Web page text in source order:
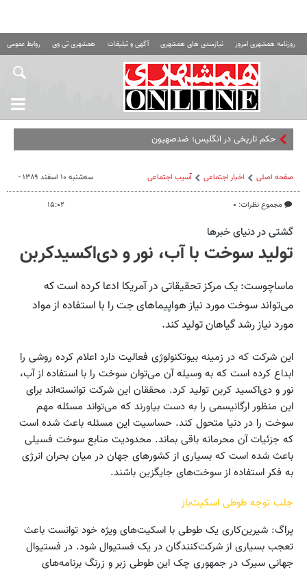
روزنامه همشهری امروز نیازمندی های همشهری آگهی و تبلیغات همشهری تی وی روابط عمومی
حکم تاریخی در انگلیس؛ ضدصهیونیسم» بودن
صفحه اصلی اخبار اجتماعی آسیب اجتماعی
مجموع نظرات: ۰
سه‌شنبه ۱۰ اسفند ۱۳۸۹ -
۱۵:۰۲
گشتی در دنیای خبرها
تولید سوخت با آب، نور و دی‌اکسیدکربن
ماساچوست: یک مرکز تحقیقاتی در آمریکا ادعا کرده است که
می‌تواند سوخت مورد نیاز هواپیماهای جت را با استفاده از مواد
مورد نیاز رشد گیاهان تولید کند.
این شرکت که در زمینه بیوتکنولوژی فعالیت دارد اعلام کرده روشی را
ابداع کرده است که به وسیله آن می‌توان سوخت را با استفاده از آب،
نور و دی‌اکسید کربن تولید کرد. محققان این شرکت توانسته‌اند برای
این منظور ارگانیسمی را به دست بیاورند که می‌تواند مسئله مهم
سوخت را در دنیا متحول کند. حساسیت این مسئله باعث شده است
که جزئیات آن محرمانه باقی بماند. محدودیت منابع سوخت فسیلی
باعث شده است که بسیاری از کشورهای جهان در میان بحران انرژی
به فکر استفاده از سوخت‌های جایگزین باشند.
جلب توجه طوطی اسکیت‌باز
پراگ: شیرین‌کاری یک طوطی با اسکیت‌های ویژه خود توانست باعث
تعجب بسیاری از شرکت‌کنندگان در یک فستیوال شود. در فستیوال
جهانی سیرک در جمهوری چک این طوطی زبر‌ ‌و ‌زرنگ برنامه‌های